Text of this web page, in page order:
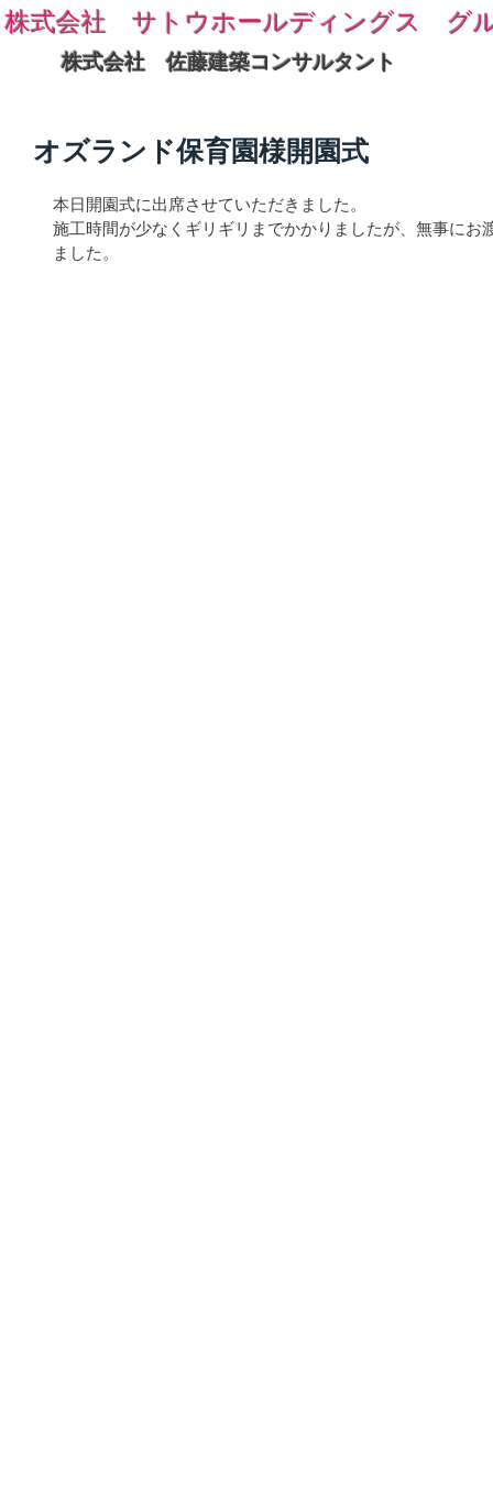
株式会社 サトウホールディングス グ
株式会社 佐藤建築コンサルタント
オズランド保育園様開園式
本日開園式に出席させていただきました。
施工時間が少なくギリギリまでかかりましたが、無事にお
ました。